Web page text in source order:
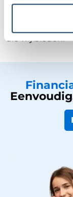
financial lease
For You een
die wij bieden.